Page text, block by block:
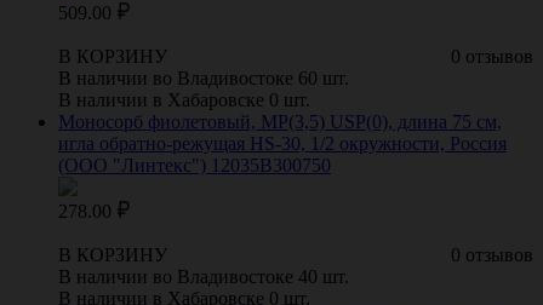
509.00
0 отзывов
В КОРЗИНУ
В наличии во Владивостоке 60 шт.
В наличии в Хабаровске 0 шт.
Моносорб фиолетовый, МР(3,5) USP(0), длина 75 см,
игла обратно-режущая HS-30, 1/2 окружности, Россия
(ООО "Линтекс") 12035B300750
278.00
0 отзывов
В КОРЗИНУ
В наличии во Владивостоке 40 шт.
В наличии в Хабаровске 0 шт.